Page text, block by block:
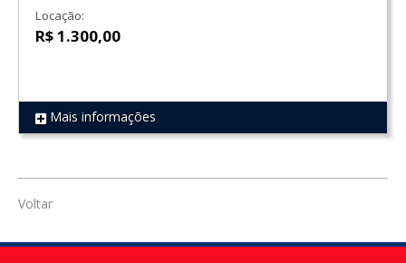
REF 1267
Locação:
R$ 1.300,00
Mais informações
Voltar